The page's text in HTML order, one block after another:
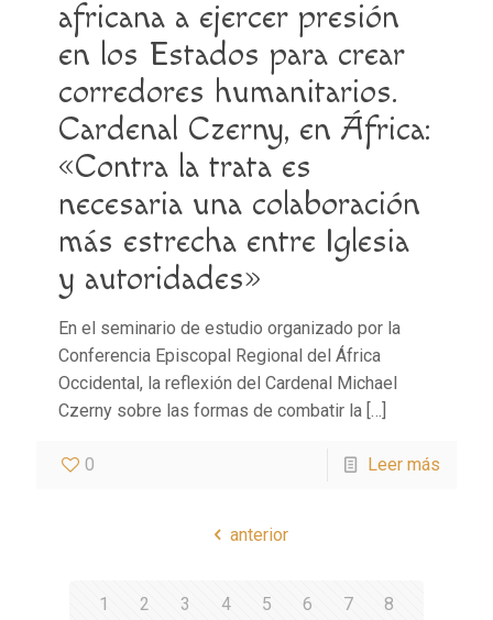
africana a ejercer presión
en los Estados para crear
corredores humanitarios.
Cardenal Czerny, en África:
«Contra la trata es
necesaria una colaboración
más estrecha entre Iglesia
y autoridades»
En el seminario de estudio organizado por la
Conferencia Episcopal Regional del África
Occidental, la reflexión del Cardenal Michael
Czerny sobre las formas de combatir la […]
0 Leer más
anterior
1 2 3 4 5 6 7
8